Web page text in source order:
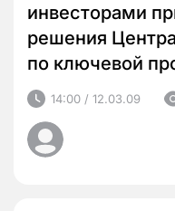
инвесторами
решения
по ключевой
14:00 / 12.03.09